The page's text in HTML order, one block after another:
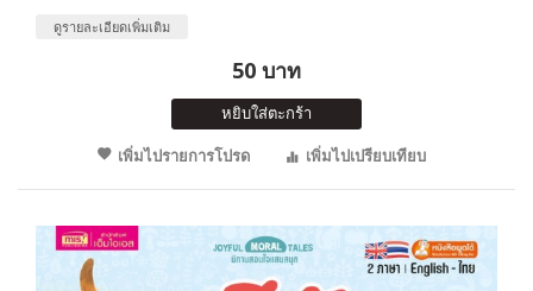
ดูรายละเอียดเพิ่มเติม
50 บาท
หยิบใส่ตะกร้า
เพิ่มไปรายการโปรด
เพิ่มไปเปรียบเทียบ